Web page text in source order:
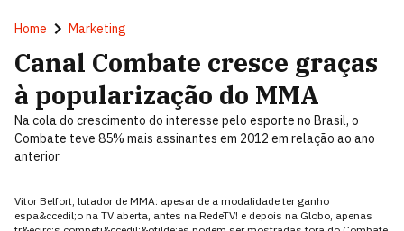
Home Marketing
Canal Combate cresce graças
à popularização do MMA
Na cola do crescimento do interesse pelo esporte no Brasil, o
Combate teve 85% mais assinantes em 2012 em relação ao ano
anterior
Vitor Belfort, lutador de MMA: apesar de a modalidade ter ganho
espa&ccedil;o na TV aberta, antes na RedeTV! e depois na Globo, apenas